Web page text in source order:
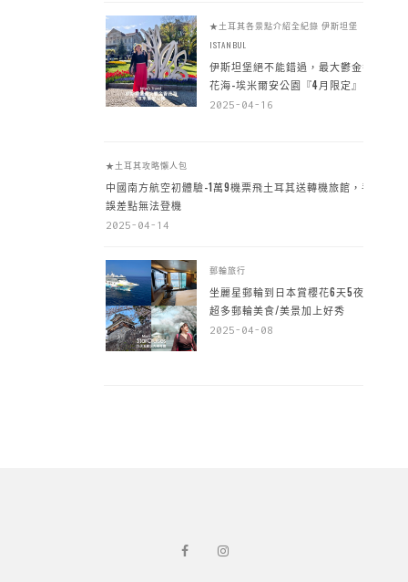
★土耳其各景點介紹全紀錄 伊斯坦堡
ISTANBUL
伊斯坦堡絕不能錯過，最大鬱金香
花海-埃米爾安公園『4月限定』
2025-04-16
★土耳其攻略懶人包
中國南方航空初體驗-1萬9機票飛土耳其送轉機旅館，手
誤差點無法登機
2025-04-14
郵輪旅行
坐麗星郵輪到日本賞櫻花6天5夜，
超多郵輪美食/美景加上好秀
2025-04-08